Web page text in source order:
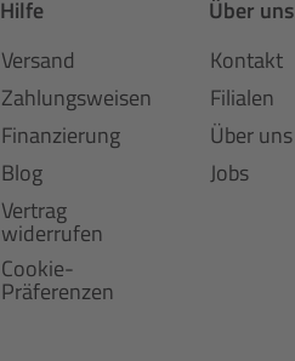
Hilfe
Versand
Zahlungsweisen
Finanzierung
Blog
Vertrag
widerrufen
Cookie-
Präferenzen
Über uns
Kontakt
Filialen
Über uns
Jobs